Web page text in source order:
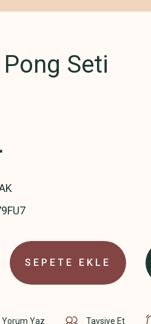
Seti
SEPETE EKLE
Yorum Yaz Tavsiye Et